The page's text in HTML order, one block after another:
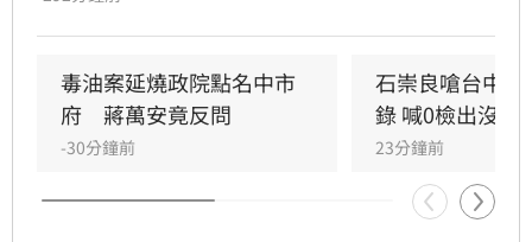
否屬實，衛福部僅回應表示不予回應。
毒油案延燒政院點名中市
府　蔣萬安竟反問
-30分鐘前
石崇良嗆台中
錄 喊0檢出沒意
23分鐘前